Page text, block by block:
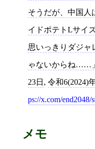
そうだが、中国人
イドポテトLサイ
思いっきりダジャ
ゃないからね……
23日 , 令和6(2024)
ps://x.com/end2048/
メモ